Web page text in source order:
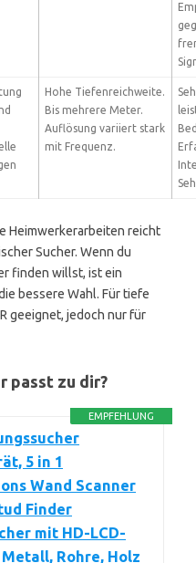
Hohe Tiefenreichweite.
Bis mehrere Meter.
Auflösung variiert stark
mit Frequenz.
Heimwerkerarbeiten reicht
Sucher. Wenn du
finden willst, ist ein
bessere Wahl. Für tiefe
geeignet, jedoch nur für
passt zu dir?
EMPFEHLUNG
5 in 1
Wand Scanner
Finder
mit HD-LCD-
Rohre, Holz